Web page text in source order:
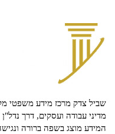
שביל צדק מרכז מידע משפטי
מדיני עבודה ועסקים, דרך
המידע מוצג בשפה ברורה